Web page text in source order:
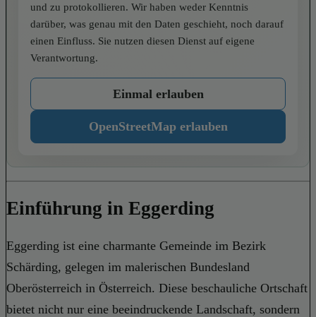
und zu protokollieren. Wir haben weder Kenntnis
darüber, was genau mit den Daten geschieht, noch darauf
einen Einfluss. Sie nutzen diesen Dienst auf eigene
Verantwortung.
Einmal erlauben
OpenStreetMap erlauben
Einführung in Eggerding
Eggerding ist eine charmante Gemeinde im Bezirk
Schärding, gelegen im malerischen Bundesland
Oberösterreich in Österreich. Diese beschauliche Ortschaft
bietet nicht nur eine beeindruckende Landschaft, sondern